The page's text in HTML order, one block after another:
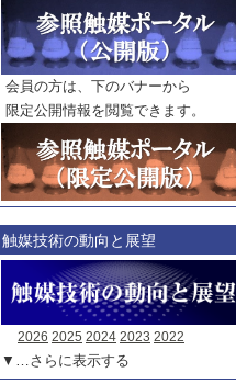
巻
号
範囲指定
巻
号～
巻
号
触媒年鑑
年度
記事種別
マーク：
マークあり
会員の方は、下のバナーから
限定公開情報を閲覧できます。
触媒技術の動向と展望
2026 2025 2024 2023 2022
▼…さらに表示する